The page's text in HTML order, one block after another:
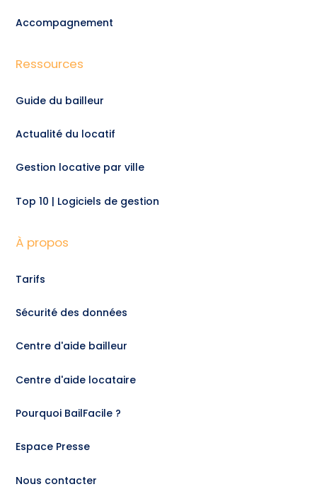
Accompagnement
Ressources
Guide du bailleur
Actualité du locatif
Gestion locative par ville
Top 10 | Logiciels de gestion
À propos
Tarifs
Sécurité des données
Centre d'aide bailleur
Centre d'aide locataire
Pourquoi BailFacile ?
Espace Presse
Nous contacter